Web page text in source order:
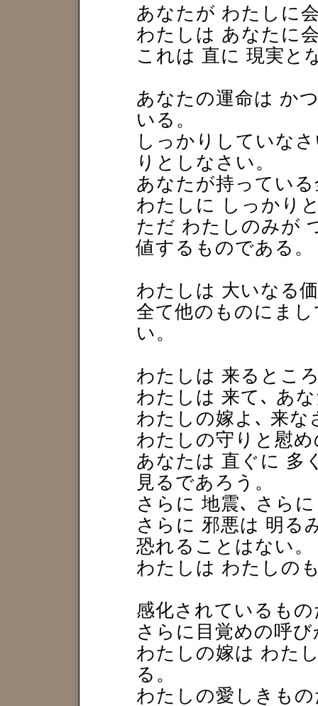
あなたが わたしに
わたしは あなたに
これは 直に 現実と
あなたの運命は か
いる。
しっかりしていな
りとしなさい。
あなたが持ってい
わたしに しっかり
ただ わたしのみが
値するものである。
わたしは 大いなる
全て他のものにま
い。
わたしは 来るとこ
わたしは 来て､ あ
わたしの嫁よ､ 来な
わたしの守りと慰
あなたは 直ぐに 多
見るであろう。
さらに 地震､ さら
さらに 邪悪は 明る
恐れることはない。
わたしは わたしの
感化されているも
さらに目覚めの呼
わたしの嫁は わた
る。
わたしの愛しきも